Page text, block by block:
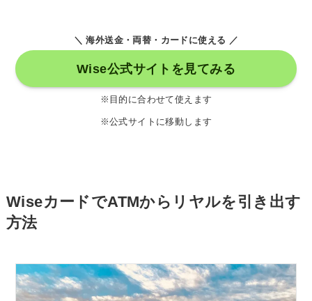
＼ 海外送金・両替・カードに使える ／
Wise公式サイトを見てみる
※目的に合わせて使えます
※公式サイトに移動します
WiseカードでATMからリヤルを引き出す
方法